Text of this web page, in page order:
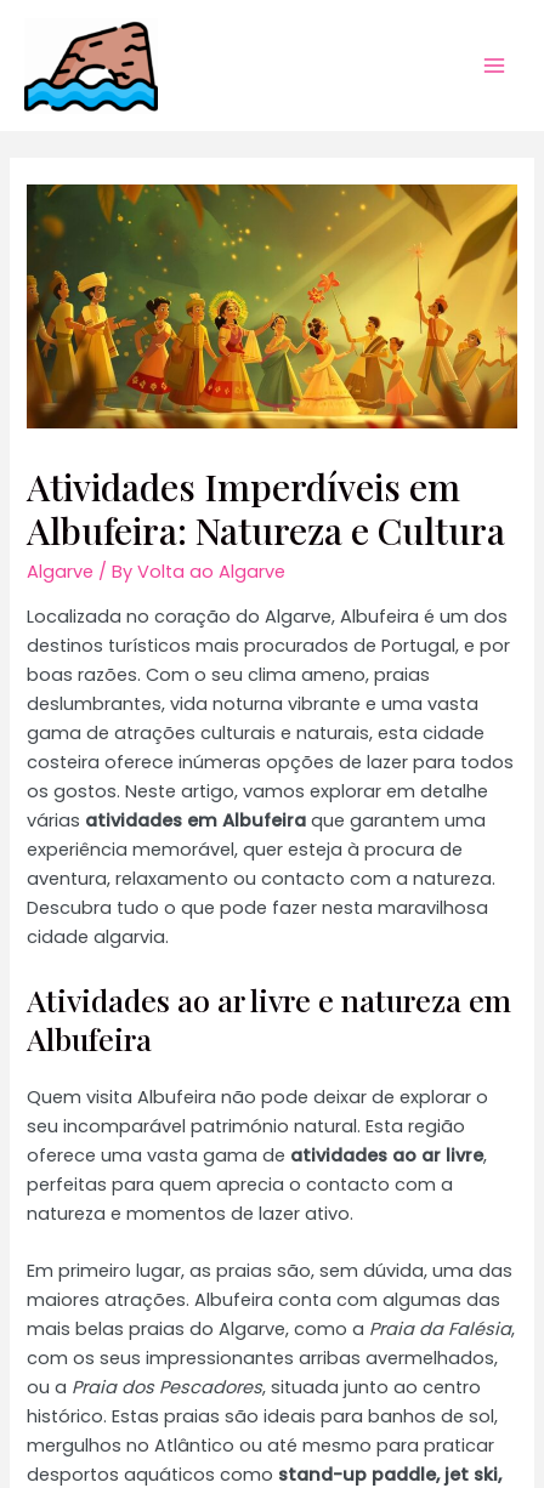
content
Atividades Imperdíveis em
Albufeira: Natureza e Cultura
Algarve / ByVolta ao Algarve
Localizada no coração do Algarve, Albufeira é um dos
destinos turísticos mais procurados de Portugal, e por
boas razões. Com o seu clima ameno, praias
deslumbrantes, vida noturna vibrante e uma vasta
gama de atrações culturais e naturais, esta cidade
costeira oferece inúmeras opções de lazer para todos
os gostos. Neste artigo, vamos explorar em detalhe
várias atividades em Albufeira que garantem uma
experiência memorável, quer esteja à procura de
aventura, relaxamento ou contacto com a natureza.
Descubra tudo o que pode fazer nesta maravilhosa
cidade algarvia.
Atividades ao ar livre e natureza em
Albufeira
Quem visita Albufeira não pode deixar de explorar o
seu incomparável património natural. Esta região
oferece uma vasta gama de atividades ao ar livre,
perfeitas para quem aprecia o contacto com a
natureza e momentos de lazer ativo.
Em primeiro lugar, as praias são, sem dúvida, uma das
maiores atrações. Albufeira conta com algumas das
mais belas praias do Algarve, como a Praia da Falésia,
com os seus impressionantes arribas avermelhados,
ou a Praia dos Pescadores, situada junto ao centro
histórico. Estas praias são ideais para banhos de sol,
mergulhos no Atlântico ou até mesmo para praticar
desportos aquáticos como stand-up paddle, jet ski,